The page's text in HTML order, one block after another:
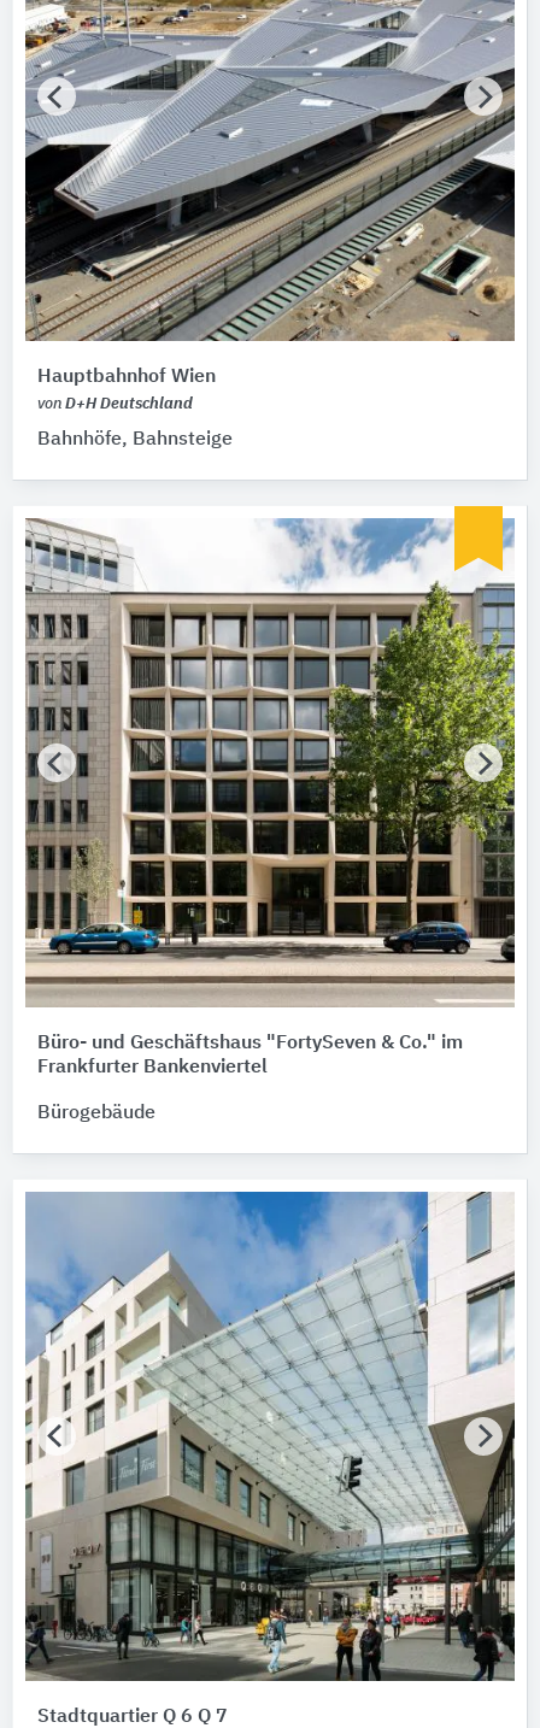
Hauptbahnhof Wien
von D+H Deutschland
Bahnhöfe, Bahnsteige
Büro- und Geschäftshaus "FortySeven & Co." im
Frankfurter Bankenviertel
Bürogebäude
Stadtquartier Q 6 Q 7